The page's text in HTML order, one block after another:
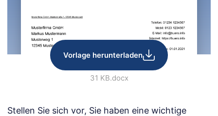
Vorlage herunterladen
31 KB.docx
Stellen Sie sich vor, Sie haben eine wichtige